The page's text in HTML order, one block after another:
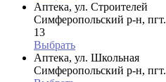
Аптека, ул. Строителей
Симферопольский р-н,
13
Выбрать
Аптека, ул. Школьная
Симферопольский р-н,